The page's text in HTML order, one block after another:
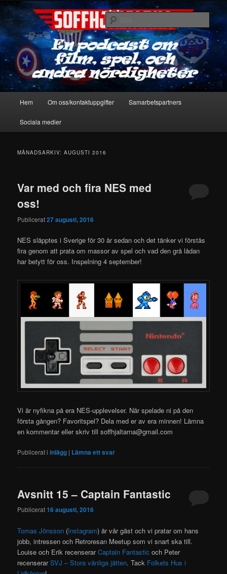
Hoppa
primärt
innehåll
Hoppa
sekundärt
innehållSoffhjältarna
En podcast om film, spel & andra nördigheter
Sök
Hem Om oss/kontaktuppgifter Samarbetspartners
Sociala medier
MÅNADSARKIV:AUGUSTI 2016
Var med och fira NES med
oss!
Publicerat27 augusti, 2016
NES släpptes i Sverige för 30 år sedan och det tänker vi förstås
fira genom att prata om massor av spel och vad den grå lådan
har betytt för oss. Inspelning 4 september!
Vi är nyfikna på era NES-upplevelser. När spelade ni på den
första gången? Favoritspel? Dela med er av era minnen! Lämna
en kommentar eller skriv till soffhjaltarna@gmail.com
Publicerat i inlägg | Lämna ett svar
Avsnitt 15 – Captain Fantastic
Publicerat16 augusti, 2016
Tomas Jönsson (Instagram) är vår gäst och vi pratar om hans
jobb, intressen och Retroresan Meetup som vi snart ska till.
Louise och Erik recenserarCaptain Fantastic och Peter
recenserarSVJ – Stora vänliga jätten. Tack Folkets Hus i